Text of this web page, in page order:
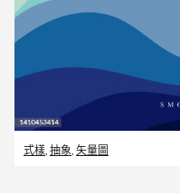
式樣 抽象 矢量圖